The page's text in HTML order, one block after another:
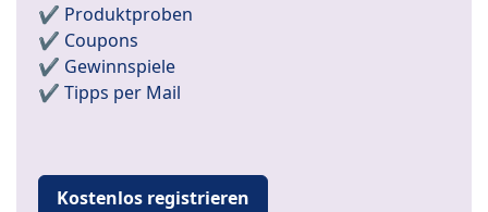
✔️ Produktproben
✔️ Coupons
✔️ Gewinnspiele
✔️ Tipps per Mail
Kostenlos registrieren